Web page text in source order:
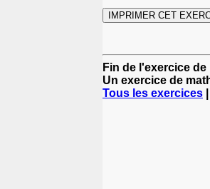
Fin de l'exercice
Un exercice de
Tous les exercices